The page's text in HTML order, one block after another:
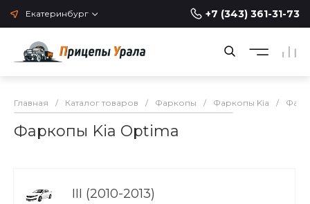
Екатеринбург +7 (343) 361-31-73
Главная / Каталог товаров / Фаркопы / Фаркопы Kia /
Фаркопы Kia Optima
III (2010-2013)